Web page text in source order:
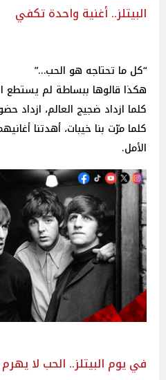
البيتلز.. أغنية واحدة تكفي
“كل ما تحتاجه هو الحب…”
هكذا قالوها ببساطة لم يستطع
كلما ازداد ضجيج العالم، ازداد
كلما مرّت بنا خيبات، أهدتنا
الأمل.
في يوم البيتلز.. الحب لا يهرم